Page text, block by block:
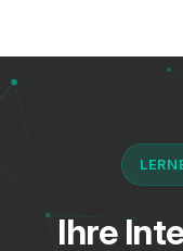
Ihre